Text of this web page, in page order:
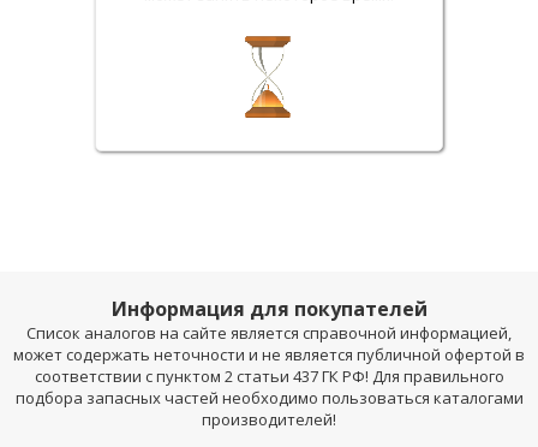
Информация для покупателей
Список аналогов на сайте является справочной информацией,
может содержать неточности и не является публичной офертой в
соответствии с пунктом 2 статьи 437 ГК РФ! Для правильного
подбора запасных частей необходимо пользоваться каталогами
производителей!